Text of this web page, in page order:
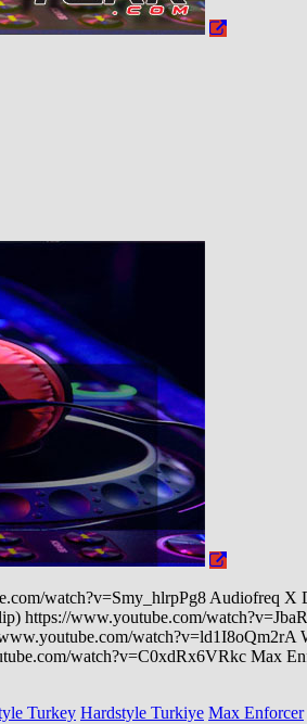
watch?v=Smy_hlrpPg8 Audiofreq
https://www.youtube.com/
watch?v=C0xdRx6VRkc Max
Turkey Hardstyle Turkiye Max Enforcer